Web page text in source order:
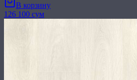
В корзину
126 100 сум